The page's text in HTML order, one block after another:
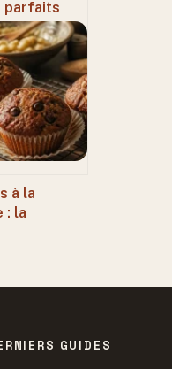
parfaits
et
vos
à la
: la
GUIDES